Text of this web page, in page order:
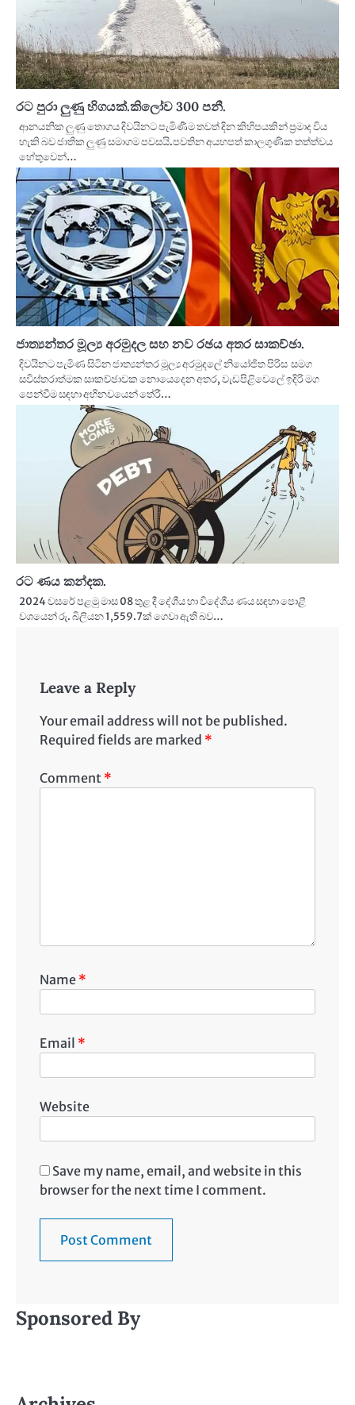
රට පුරා ලුණු හිගයක්.කිලෝව 300 පනී.
ආනයනික ලුණු තොගය දිවයිනට පැමිණීම තවත් දින කිහිපයකින් ප්‍රමාද විය
හැකි බව ජාතික ලුණු සමාගම පවසයි.පවතින අයහපත් කාලගුණික තත්ත්වය
හේතුවෙන්…
ජාත්‍යන්තර මූල්‍ය අරමුදල සහ නව රඡය අතර සාකච්ඡා.
දිවයිනට පැමිණ සිටින ජාත්‍යන්තර මූල්‍ය අරමුදලේ නියෝජිත පිරිස සමග
සවිස්තරාත්මක සාකච්ඡාවක නොයෙදෙන අතර, වැඩපිළිවෙලේ ඉදිරි මග
පෙන්වීම සඳහා අභිනවයෙන් තේරී…
රට ණය කන්දක.
2024 වසරේ පළමු මාස 08 තුළ දී දේශීය හා විදේශීය ණය සඳහා පොළී
වශයෙන් රු. බිලියන 1,559.7ක් ගෙවා ඇති බව…
Leave a Reply
Your email address will not be published.
Required fields are marked *
Comment *
Name *
Email *
Website
Save my name, email, and website in this
browser for the next time I comment.
Sponsored By